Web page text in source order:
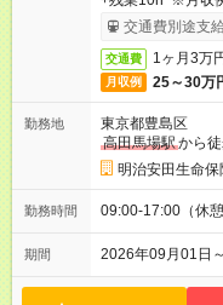
取りサービス利用
交通費別途支
交通費 1ヶ月3万
月収例 25～30万
勤務地
東京都豊島区
高田馬場駅から
明治安田生命
勤務時間 09:00-17:00（休
期間 2026年09月01